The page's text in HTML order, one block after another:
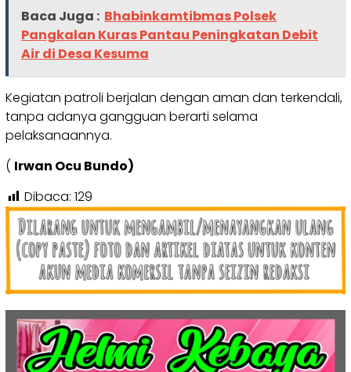
Baca Juga : Bhabinkamtibmas Polsek
Pangkalan Kuras Pantau Peningkatan Debit
Air di Desa Kesuma
Kegiatan patroli berjalan dengan aman dan terkendali,
tanpa adanya gangguan berarti selama
pelaksanaannya.
( Irwan Ocu Bundo)
Dibaca: 129